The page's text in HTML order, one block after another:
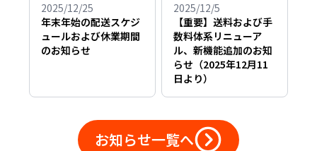
2025/12/25
年末年始の配送スケジ
ュールおよび休業期間
のお知らせ
2025/12/5
【重要】送料および手
数料体系リニューア
ル、新機能追加のお知
らせ（2025年12月11
日より）
お知らせ一覧へ